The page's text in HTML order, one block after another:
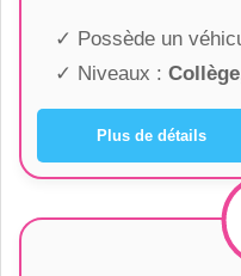
✓ Possède un
✓ Niveaux :
Plus de détails